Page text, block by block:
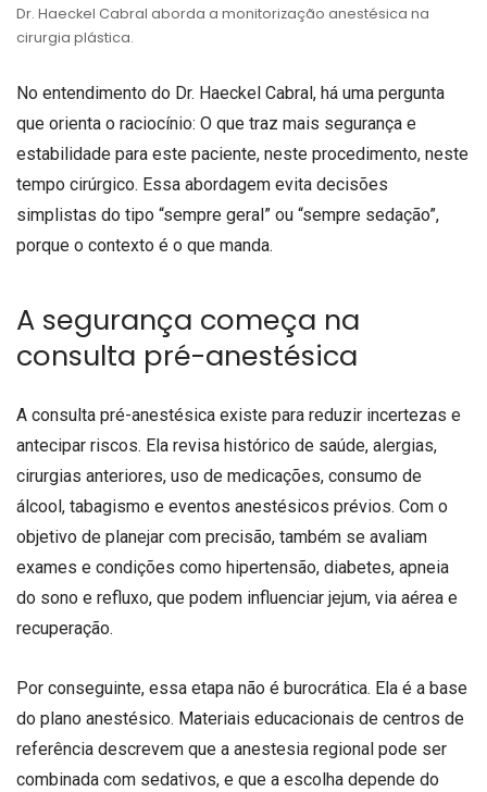
Dr. Haeckel Cabral aborda a monitorização anestésica na
cirurgia plástica.
No entendimento do Dr. Haeckel Cabral, há uma pergunta
que orienta o raciocínio: O que traz mais segurança e
estabilidade para este paciente, neste procedimento, neste
tempo cirúrgico. Essa abordagem evita decisões
simplistas do tipo “sempre geral” ou “sempre sedação”,
porque o contexto é o que manda.
A segurança começa na
consulta pré-anestésica
A consulta pré-anestésica existe para reduzir incertezas e
antecipar riscos. Ela revisa histórico de saúde, alergias,
cirurgias anteriores, uso de medicações, consumo de
álcool, tabagismo e eventos anestésicos prévios. Com o
objetivo de planejar com precisão, também se avaliam
exames e condições como hipertensão, diabetes, apneia
do sono e refluxo, que podem influenciar jejum, via aérea e
recuperação.
Por conseguinte, essa etapa não é burocrática. Ela é a base
do plano anestésico. Materiais educacionais de centros de
referência descrevem que a anestesia regional pode ser
combinada com sedativos, e que a escolha depende do